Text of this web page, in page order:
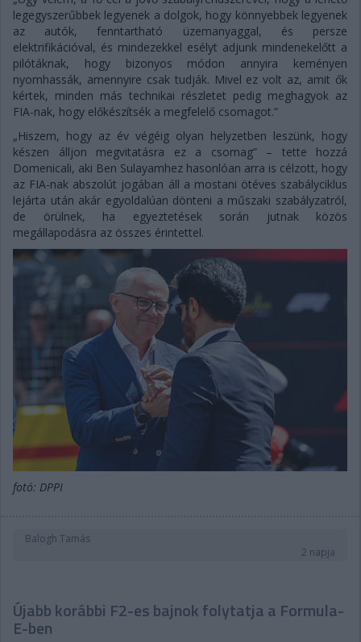
legegyszerűbbek legyenek a dolgok, hogy könnyebbek legyenek
az autók, fenntartható üzemanyaggal, és persze
elektrifikációval, és mindezekkel esélyt adjunk mindenekelőtt a
pilótáknak, hogy bizonyos módon annyira keményen
nyomhassák, amennyire csak tudják. Mivel ez volt az, amit ők
kértek, minden más technikai részletet pedig meghagyok az
FIA-nak, hogy előkészítsék a megfelelő csomagot.”
„Hiszem, hogy az év végéig olyan helyzetben leszünk, hogy
készen álljon megvitatásra ez a csomag” – tette hozzá
Domenicali, aki Ben Sulayamhez hasonlóan arra is célzott, hogy
az FIA-nak abszolút jogában áll a mostani ötéves szabályciklus
lejárta után akár egyoldalúan dönteni a műszaki szabályzatról,
de örülnek, ha egyeztetések során jutnak közös
megállapodásra az összes érintettel.
fotó: DPPI
Balogh Tamás
2 napja
Újabb korábbi F2-es bajnok folytatja a Formula-
E-ben